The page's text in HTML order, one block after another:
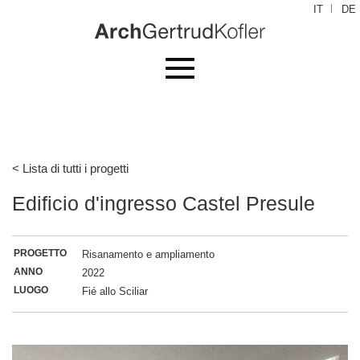
IT DE
Toggle
navigation
< Lista di tutti i progetti
Edificio d'ingresso Castel Presule
PROGETTO Risanamento e ampliamento
ANNO 2022
LUOGO Fié allo Sciliar